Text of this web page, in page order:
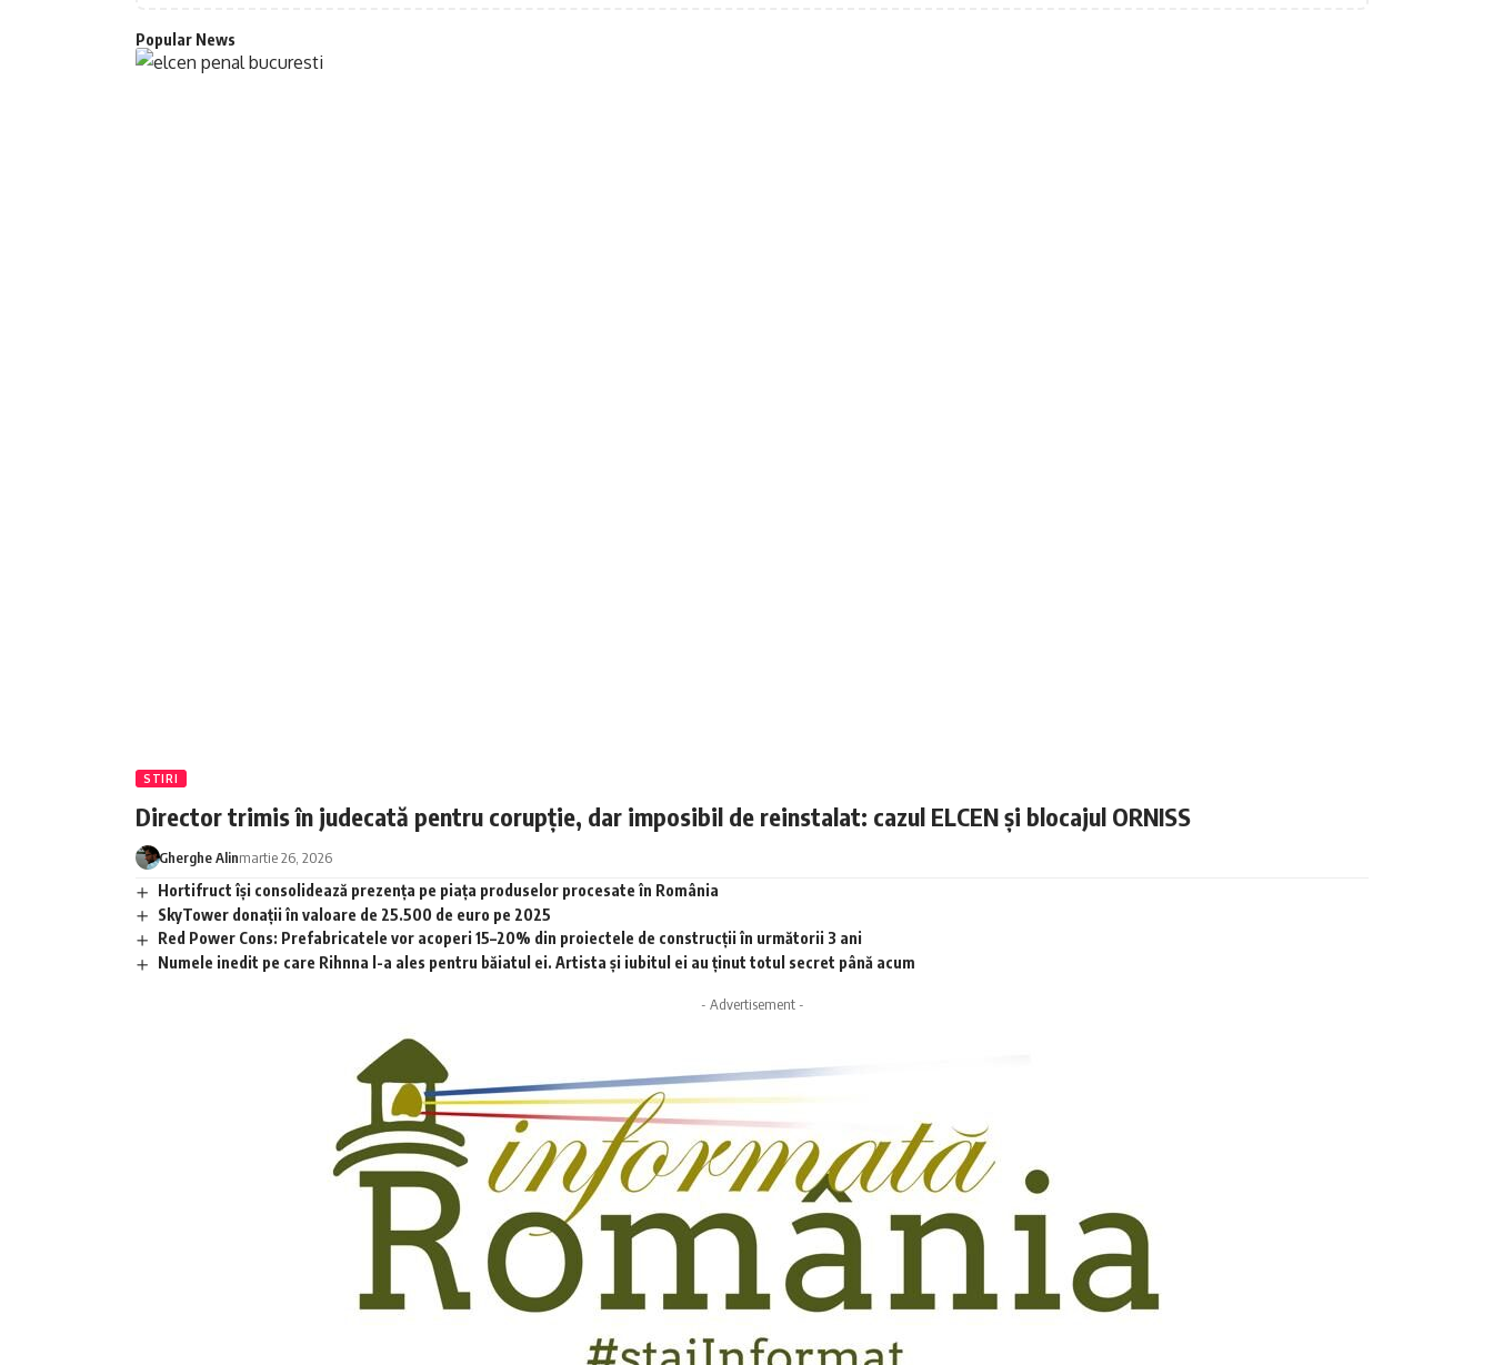
Popular News
STIRI
Director trimis în judecată pentru corupție, dar imposibil de reinstalat: cazul ELCEN și blocajul ORNISS
Gherghe Alinmartie 26, 2026
Hortifruct își consolidează prezența pe piața produselor procesate în România
SkyTower donații în valoare de 25.500 de euro pe 2025
Red Power Cons: Prefabricatele vor acoperi 15–20% din proiectele de construcții în următorii 3 ani
Numele inedit pe care Rihnna l-a ales pentru băiatul ei. Artista și iubitul ei au ținut totul secret până acum
- Advertisement -